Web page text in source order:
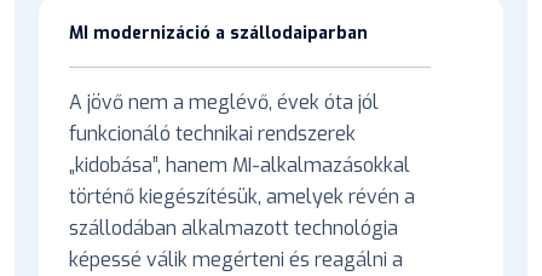
MI modernizáció a szállodaiparban
A jövő nem a meglévő, évek óta jól
funkcionáló technikai rendszerek
„kidobása”, hanem MI-alkalmazásokkal
történő kiegészítésük, amelyek révén a
szállodában alkalmazott technológia
képessé válik megérteni és reagálni a